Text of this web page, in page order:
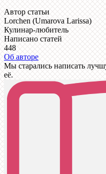
Автор статьи
Lorchen (Umarova Larissa)
Кулинар-любитель
Написано статей
448
Об авторе
Мы старались написать
её.